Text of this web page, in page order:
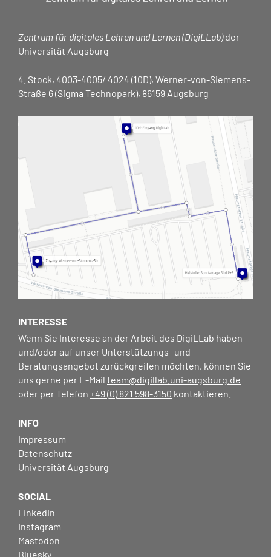
Zentrum für digitales Lehren und Lernen (DigiLLab)der
Universität Augsburg
4. Stock, 4003-4005/ 4024 (10D), Werner-von-Siemens-
Straße 6 (Sigma Technopark), 86159 Augsburg
INTERESSE
Wenn Sie Interesse an der Arbeit des DigiLLab haben
und/oder auf unser Unterstützungs- und
Beratungsangebot zurückgreifen möchten, können Sie
uns gerne per E-Mail team@digillab.uni-augsburg.de
oder per Telefon +49 (0) 821 598-3150 kontaktieren.
INFO
Impressum
Datenschutz
Universität Augsburg
SOCIAL
LinkedIn
Instagram
Mastodon
Bluesky